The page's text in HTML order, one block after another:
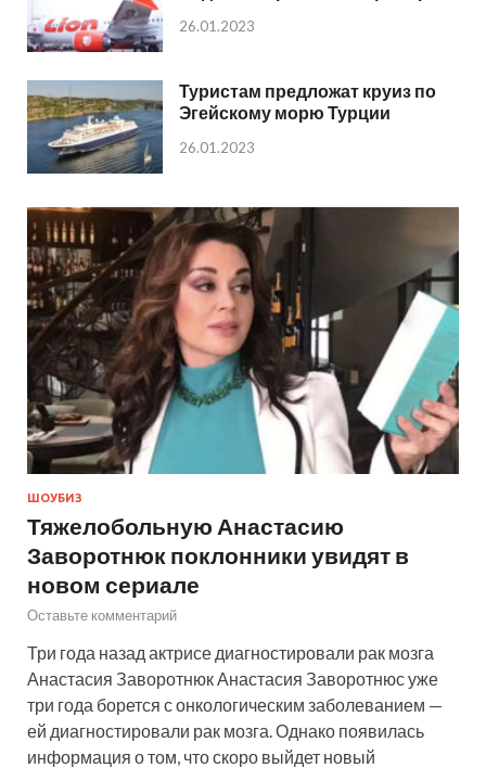
26.01.2023
Туристам предложат круиз по
Эгейскому морю Турции
26.01.2023
ШОУБИЗ
Тяжелобольную Анастасию
Заворотнюк поклонники увидят в
новом сериале
Оставьте комментарий
Три года назад актрисе диагностировали рак мозга
Анастасия Заворотнюк Анастасия Заворотнюс уже
три года борется с онкологическим заболеванием —
ей диагностировали рак мозга. Однако появилась
информация о том, что скоро выйдет новый